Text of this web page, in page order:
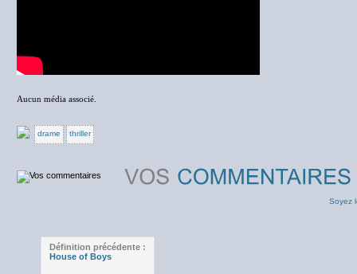
Aucun média associé.
drame thriller
Soyez
Définition précédente :
House of Boys